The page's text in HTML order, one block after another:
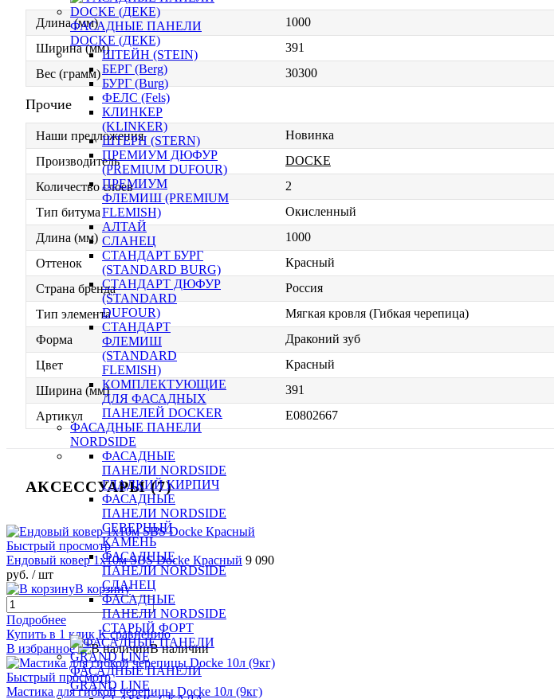
ФАСАДНЫЕ ПАНЕЛИ
DOCKE (ДЕКЕ)
ШТЕЙН (STEIN)
БЕРГ (Berg)
БУРГ (Burg)
ФЕЛС (Fels)
КЛИНКЕР
(KLINKER)
ШТЕРН (STERN)
ПРЕМИУМ ДЮФУР
(PREMIUM DUFOUR)
ПРЕМИУМ
ФЛЕМИШ (PREMIUM
FLEMISH)
АЛТАЙ
СЛАНЕЦ
СТАНДАРТ БУРГ
(STANDARD BURG)
СТАНДАРТ ДЮФУР
(STANDARD
DUFOUR)
СТАНДАРТ
ФЛЕМИШ
(STANDARD
FLEMISH)
КОМПЛЕКТУЮЩИЕ
ДЛЯ ФАСАДНЫХ
ПАНЕЛЕЙ DOCKER
ФАСАДНЫЕ ПАНЕЛИ
NORDSIDE
ФАСАДНЫЕ
ПАНЕЛИ NORDSIDE
ГЛАДКИЙ КИРПИЧ
ФАСАДНЫЕ
ПАНЕЛИ NORDSIDE
СЕВЕРНЫЙ
КАМЕНЬ
ФАСАДНЫЕ
ПАНЕЛИ NORDSIDE
СЛАНЕЦ
ФАСАДНЫЕ
ПАНЕЛИ NORDSIDE
СТАРЫЙ ФОРТ
ФАСАДНЫЕ ПАНЕЛИ
GRAND LINE
Длина (мм)
1000
Ширина (мм)
391
Вес (грамм)
30300
Прочие
Наши предложения
Новинка
Производитель
DOCKE
Количество слоев
2
Тип битума
Окисленный
Длина (мм)
1000
Оттенок
Красный
Страна бренда
Россия
Тип элемента
Мягкая кровля (Гибкая черепица)
Форма
Драконий зуб
Цвет
Красный
Ширина (мм)
391
Артикул
E0802667
АКСЕССУАРЫ (7)
Быстрый просмотр
Ендовый ковер 1х10м SBS Docke Красный 9 090
руб. / шт
В корзину
Подробнее
Купить в 1 клик К сравнению
В избранное
В наличии
Быстрый просмотр
Мастика для гибкой черепицы Docke 10л (9кг)